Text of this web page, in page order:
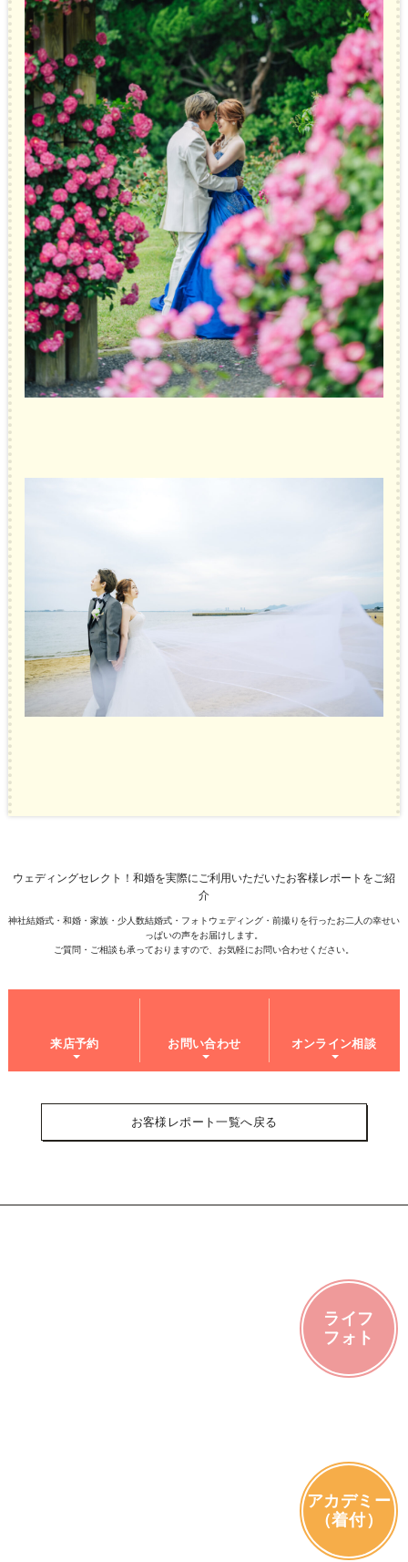
ウェディングセレクト！和婚を実際にご利用いただいたお客様レポートをご紹
介
神社結婚式・和婚・家族・少人数結婚式・フォトウェディング・前撮りを行ったお二人の幸せい
っぱいの声をお届けします。
ご質問・ご相談も承っておりますので、お気軽にお問い合わせください。
来店予約 お問い合わせ オンライン相談
お客様レポート一覧へ戻る
ライフ
フォト
アカデミー
（着付）